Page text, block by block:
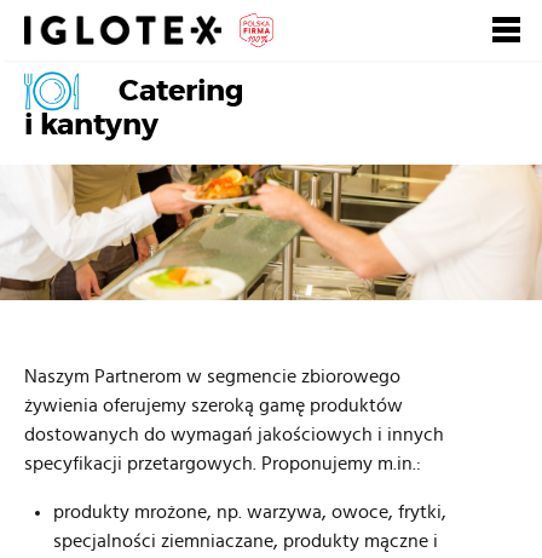
Polski
Zaloguj się
Zarejestruj się, to
się opłaca!
dla Gastronomii
dla Partnerów Biznesowych
Nasze marki
o Grupie
Catering
i kantyny
Naszym Partnerom w segmencie zbiorowego
żywienia oferujemy szeroką gamę produktów
dostowanych do wymagań jakościowych i innych
specyfikacji przetargowych. Proponujemy m.in.:
produkty mrożone, np. warzywa, owoce, frytki,
specjalności ziemniaczane, produkty mączne i